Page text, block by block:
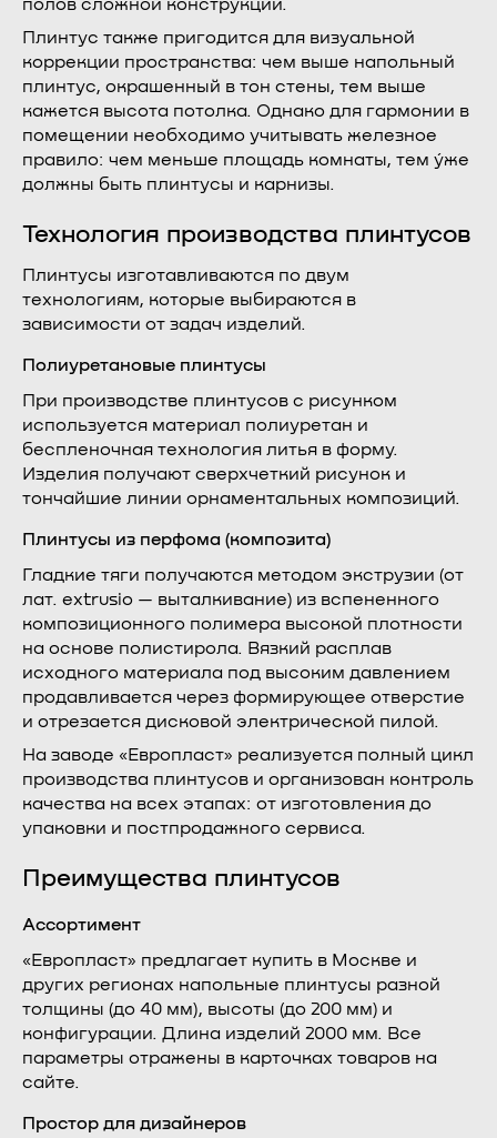
полов сложной конструкции.
Плинтус также пригодится для визуальной
коррекции пространства: чем выше напольный
плинтус, окрашенный в тон стены, тем выше
кажется высота потолка. Однако для гармонии в
помещении необходимо учитывать железное
правило: чем меньше площадь комнаты, тем у́же
должны быть плинтусы и карнизы.
Технология производства плинтусов
Плинтусы изготавливаются по двум
технологиям, которые выбираются в
зависимости от задач изделий.
Полиуретановые плинтусы
При производстве плинтусов с рисунком
используется материал полиуретан и
беспленочная технология литья в форму.
Изделия получают сверхчеткий рисунок и
тончайшие линии орнаментальных композиций.
Плинтусы из перфома (композита)
Гладкие тяги получаются методом экструзии (от
лат. extrusio — выталкивание) из вспененного
композиционного полимера высокой плотности
на основе полистирола. Вязкий расплав
исходного материала под высоким давлением
продавливается через формирующее отверстие
и отрезается дисковой электрической пилой.
На заводе «Европласт» реализуется полный цикл
производства плинтусов и организован контроль
качества на всех этапах: от изготовления до
упаковки и постпродажного сервиса.
Преимущества плинтусов
Ассортимент
«Европласт» предлагает купить в Москве и
других регионах напольные плинтусы разной
толщины (до 40 мм), высоты (до 200 мм) и
конфигурации. Длина изделий 2000 мм. Все
параметры отражены в карточках товаров на
сайте.
Простор для дизайнеров